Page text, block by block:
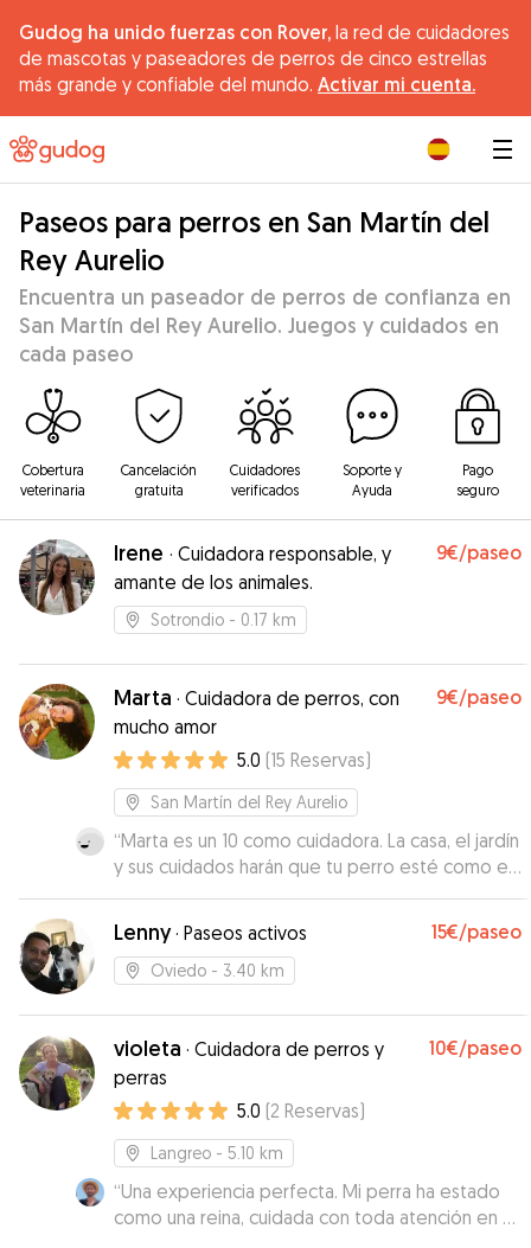
Gudog ha unido fuerzas con Rover, la red de cuidadores
de mascotas y paseadores de perros de cinco estrellas
más grande y confiable del mundo. Activar mi cuenta.
Paseos para perros en San Martín del
Rey Aurelio
Encuentra un paseador de perros de confianza en
San Martín del Rey Aurelio. Juegos y cuidados en
cada paseo
Cobertura
veterinaria
Cancelación
gratuita
Cuidadores
verificados
Soporte y
Ayuda
Pago
seguro
Irene · Cuidadora responsable, y
amante de los animales.
9€/paseo
Sotrondio - 0.17 km
Marta · Cuidadora de perros, con
mucho amor
9€/paseo
5.0 (15 Reservas)
San Martín del Rey Aurelio
“Marta es un 10 como cuidadora. La casa, el jardín
y sus cuidados harán que tu perro esté como en
casa. Me mantuvo informada con fotos y vídeos
Sin duda repetiremos
Lenny· Paseos activos 15€/paseo
Oviedo - 3.40 km
violeta · Cuidadora de perros y
perras
10€/paseo
5.0 (2 Reservas)
Langreo - 5.10 km
“Una experiencia perfecta. Mi perra ha estado
como una reina, cuidada con toda atención en un
entorno maravilloso y amigable. Violeta, además,